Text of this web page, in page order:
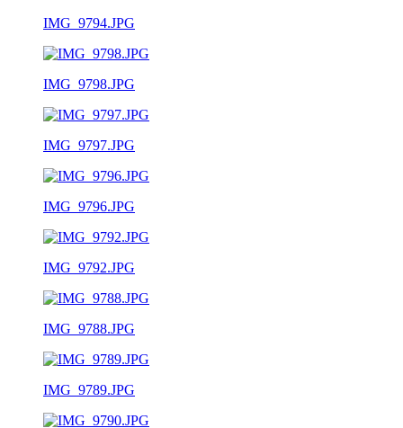
IMG_9794.JPG
IMG_9798.JPG
IMG_9797.JPG
IMG_9796.JPG
IMG_9792.JPG
IMG_9788.JPG
IMG_9789.JPG